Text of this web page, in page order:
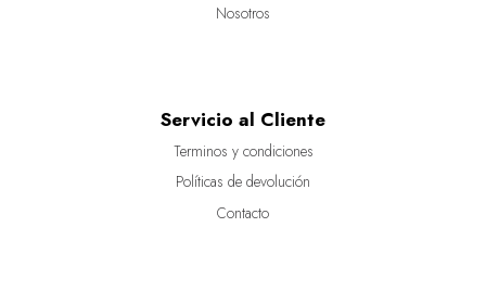
Nosotros
Servicio al Cliente
Terminos y condiciones
Políticas de devolución
Contacto